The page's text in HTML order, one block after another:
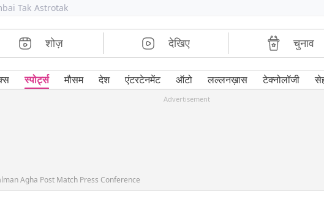
Tak Astrotak
शोज़ देखिए चुनाव
स्पोर्ट्स मौसम देश एंटरटेनमेंट ऑटो लल्लनख़ास टेक्नोलॉजी
Advertisement
Agha Post Match Press Conference